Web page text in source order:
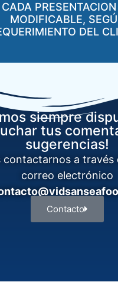
CADA PRESENTACION
MODIFICABLE,
DEL
siempre
tus
sugerencias!
contactarnos a través
correo electrónico
Contacto